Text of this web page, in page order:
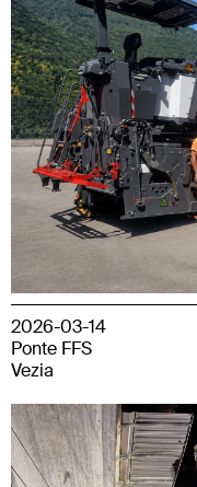
2026-03-14
Ponte FFS
Vezia